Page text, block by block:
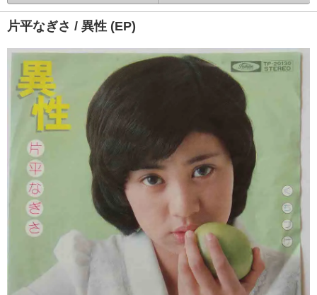
片平なぎさ / 異性 (EP)